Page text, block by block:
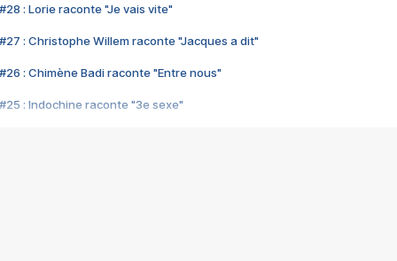
#28 : Lorie raconte "Je vais vite"
#27 : Christophe Willem raconte "Jacques a dit"
#26 : Chimène Badi raconte "Entre nous"
#25 : Indochine raconte "3e sexe"